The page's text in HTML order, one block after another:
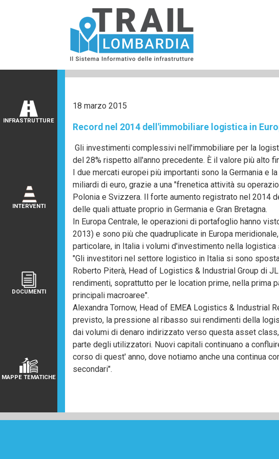
INFRASTRUTTURE
INTERVENTI
DOCUMENTI
MAPPE TEMATICHE
18 marzo 2015
Record nel 2014 dell'immobiliare logistica in
Gli investimenti complessivi nell'immobiliare per la
del 28% rispetto all'anno precedente. È il valore più alto
I due mercati europei più importanti sono la Germania e
miliardi di euro, grazie a una "frenetica attività su
Polonia e Svizzera. Il forte aumento registrato nel 2014
delle quali attuate proprio in Germania e Gran Bretagna.
In Europa Centrale, le operazioni di portafoglio hanno
2013) e sono più che quadruplicate in Europa
particolare, in Italia i volumi d'investimento nella
"Gli investitori nel settore logistico in Italia si sono
Roberto Piterà, Head of Logistics & Industrial Group di
rendimenti, soprattutto per le location prime, nella
principali macroaree".
Alexandra Tornow, Head of EMEA Logistics & Industrial
previsto, la pressione al ribasso sui rendimenti della
dai volumi di denaro indirizzato verso questa asset
parte degli utilizzatori. Nuovi capitali continuano a
corso di quest' anno, dove notiamo anche una continua
secondari".